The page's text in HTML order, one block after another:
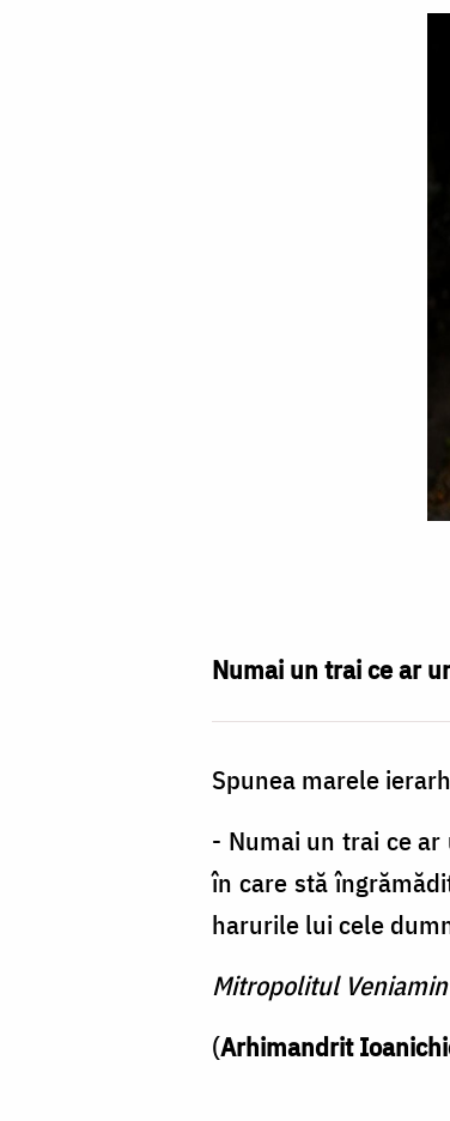
Numai un trai ce ar
Spunea marele
- Numai un trai ce
în care stă
harurile lui cele
Mitropolitul
(Arhimandrit